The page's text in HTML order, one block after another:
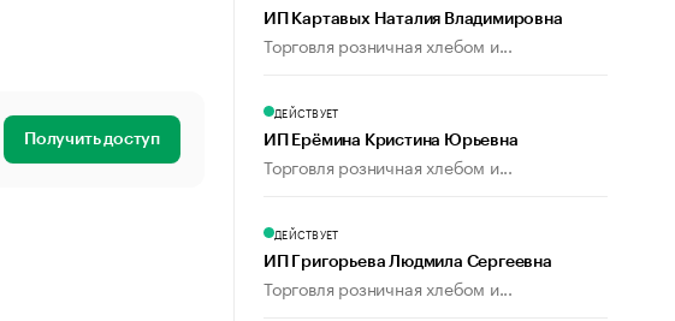
Получить доступ
ИП Картавых Наталия Владимировна
Торговля розничная хлебом и...
ДЕЙСТВУЕТ
ИП Ерёмина Кристина Юрьевна
Торговля розничная хлебом и...
ДЕЙСТВУЕТ
ИП Григорьева Людмила Сергеевна
Торговля розничная хлебом и...